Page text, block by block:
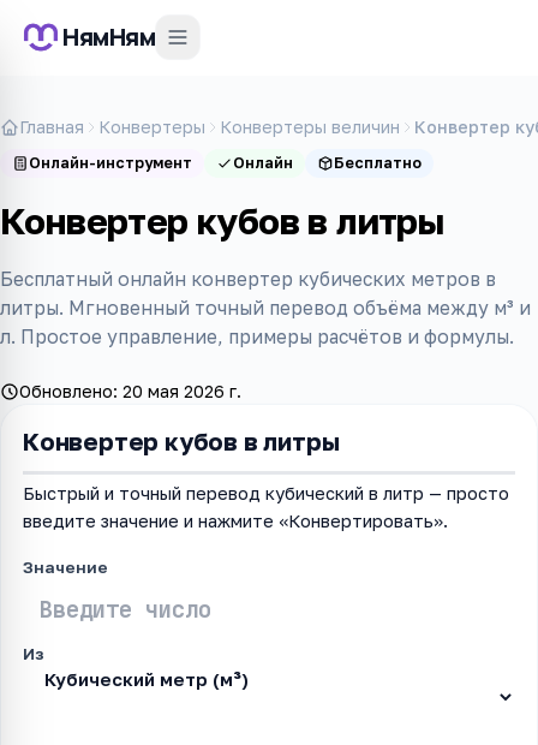
НямНям
Главная Конвертеры Конвертеры величин Конвертер
Онлайн-инструмент Онлайн Бесплатно
Конвертер кубов в литры
Бесплатный онлайн конвертер кубических метров в
литры. Мгновенный точный перевод объёма между м³ и
л. Простое управление, примеры расчётов и формулы.
Обновлено: 20 мая 2026 г.
Конвертер кубов в литры
Быстрый и точный перевод кубический в литр — просто
введите значение и нажмите «Конвертировать».
Значение
Из